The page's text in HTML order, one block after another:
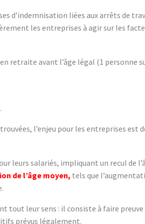
d’indemnisation liées aux arrêts de
les entreprises à agir sur les
retraite avant l’âge légal (1 personne
l’enjeu pour les entreprises est
leurs salariés, impliquant un recul de
de l’âge moyen, tels que
tout leur sens : il consiste à faire
prévus légalement.